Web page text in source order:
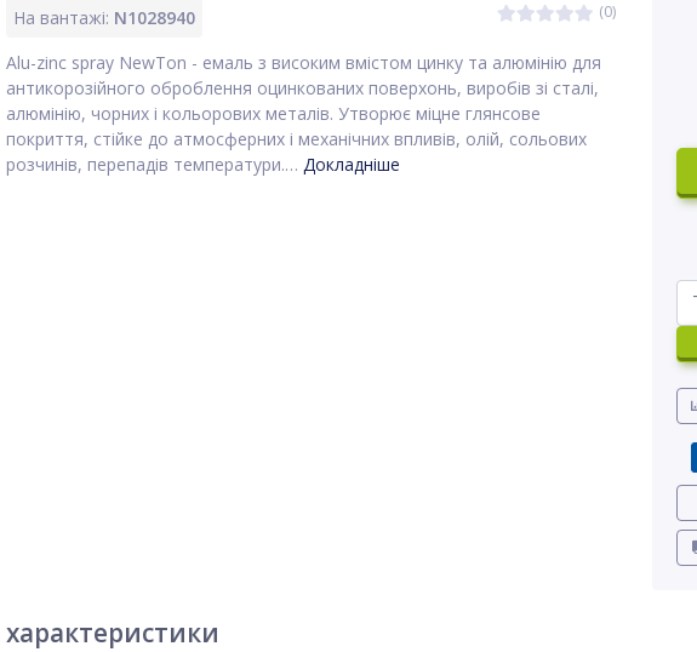
На вантажі: N1028940 (0)
Alu-zinc spray NewTon - емаль з високим вмістом цинку та алюмінію для
антикорозійного оброблення оцинкованих поверхонь, виробів зі сталі,
алюмінію, чорних і кольорових металів. Утворює міцне глянсове
покриття, стійке до атмосферних і механічних впливів, олій, сольових
розчинів, перепадів температури.… Докладніше
характеристики